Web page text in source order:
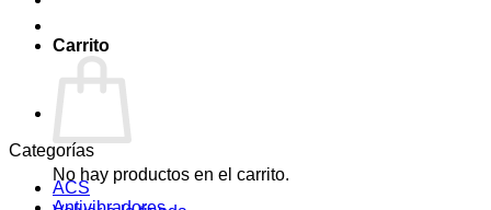
Carrito
No hay productos en el carrito.
Categorías
ACS